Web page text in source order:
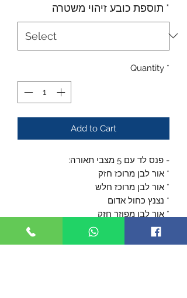
תוספת כובע זיהוי משטרה *
Quantity *
Add to Cart
- פנס לד עם 5 מצבי תאורה:
* אור לבן מרוכז חזק
* אור לבן מרוכז חלש
* נצנץ כחול אדום
* אור לבן מפוזר חזק
* אור לבן מפוזר חלש